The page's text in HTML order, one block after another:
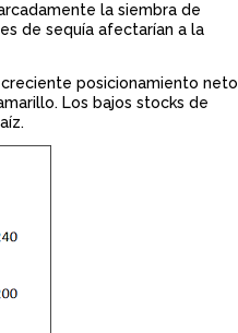
la siembra de
de sequía afectarían a la
posicionamiento neto
Los bajos stocks de